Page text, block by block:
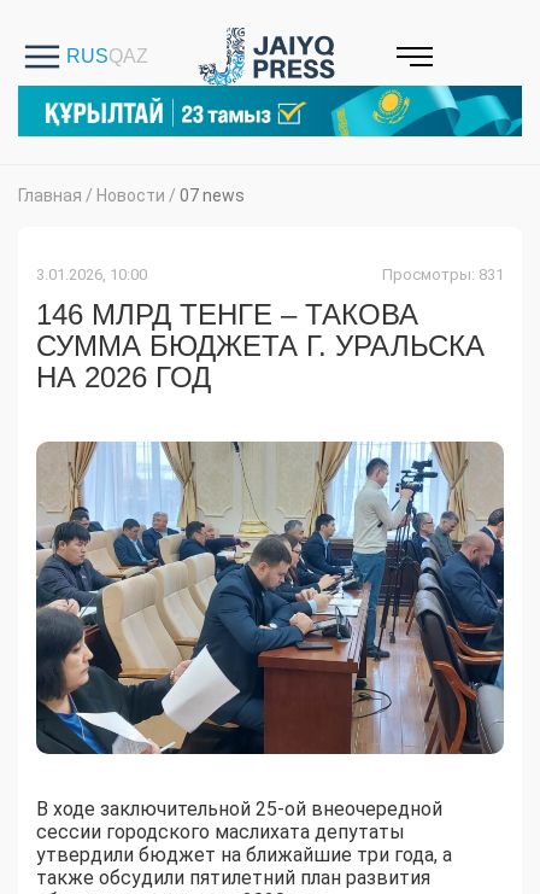
Главная / Новости / 07 news
3.01.2026, 10:00 Просмотры: 831
146 МЛРД ТЕНГЕ – ТАКОВА
СУММА БЮДЖЕТА Г. УРАЛЬСКА
НА 2026 ГОД
В ходе заключительной 25-ой внеочередной
сессии городского маслихата депутаты
утвердили бюджет на ближайшие три года, а
также обсудили пятилетний план развития